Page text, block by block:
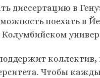
диссертацию в
поехать в
Чтобы